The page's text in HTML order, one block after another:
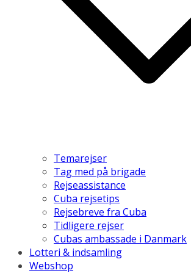
Temarejser
Tag med på brigade
Rejseassistance
Cuba rejsetips
Rejsebreve fra Cuba
Tidligere rejser
Cubas ambassade i Danmark
Lotteri & indsamling
Webshop